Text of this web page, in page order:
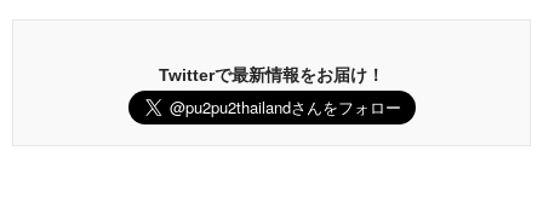
Twitterで最新情報をお届け！